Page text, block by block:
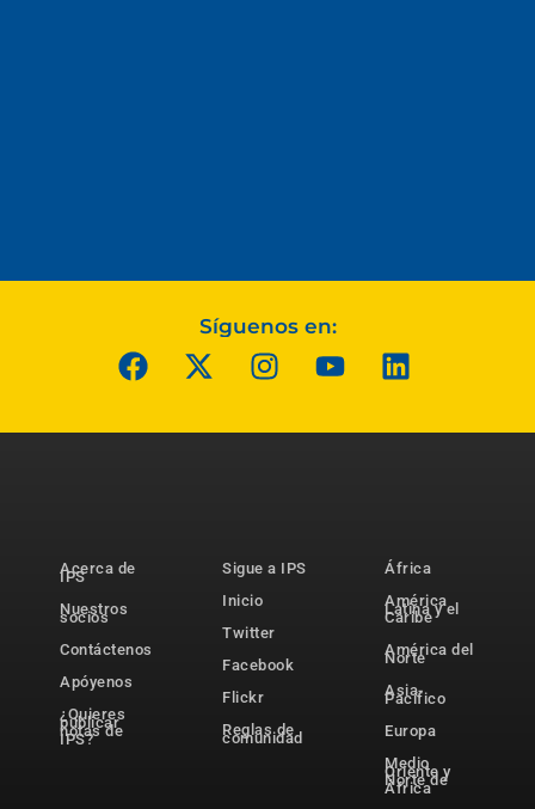
Síguenos en:
Acerca de
IPS
Nuestros
socios
Contáctenos
Apóyenos
¿Quieres
publicar
notas de
IPS?
Sigue a IPS
Inicio
Twitter
Facebook
Flickr
Reglas de
comunidad
África
América
Latina y el
Caribe
América del
Norte
Asia-
Pacífico
Europa
Medio
Oriente y
Norte de
África